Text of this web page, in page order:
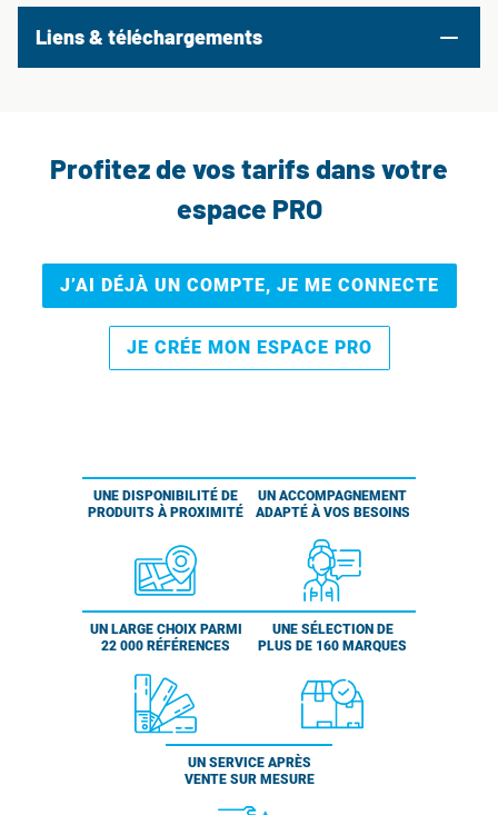
Liens & téléchargements
Profitez de vos tarifs dans votre
espace PRO
J’AI DÉJÀ UN COMPTE, JE ME CONNECTE
JE CRÉE MON ESPACE PRO
UNE DISPONIBILITÉ DE
PRODUITS À PROXIMITÉ
UN ACCOMPAGNEMENT
ADAPTÉ À VOS BESOINS
UN LARGE CHOIX PARMI
22 000 RÉFÉRENCES
UNE SÉLECTION DE
PLUS DE 160 MARQUES
UN SERVICE APRÈS
VENTE SUR MESURE